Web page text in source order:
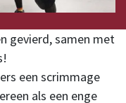
gevierd, samen met
een scrimmage
als een enge